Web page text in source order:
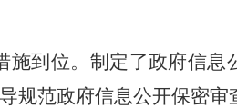
到位。制定了政府信息
规范政府信息公开保密审